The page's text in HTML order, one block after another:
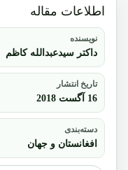
اطلاعات مقاله
نویسنده
داکتر سیدعبدالله کاظم
تاریخ انتشار
16 آگست 2018
دسته‌بندی
افغانستان و جهان